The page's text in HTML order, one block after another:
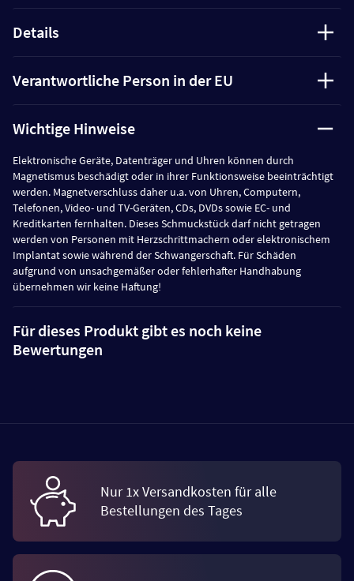
Details
Verantwortliche Person in der EU
Wichtige Hinweise
Elektronische Geräte, Datenträger und Uhren können durch
Magnetismus beschädigt oder in ihrer Funktionsweise beeinträchtigt
werden. Magnetverschluss daher u.a. von Uhren, Computern,
Telefonen, Video- und TV-Geräten, CDs, DVDs sowie EC- und
Kreditkarten fernhalten. Dieses Schmuckstück darf nicht getragen
werden von Personen mit Herzschrittmachern oder elektronischem
Implantat sowie während der Schwangerschaft. Für Schäden
aufgrund von unsachgemäßer oder fehlerhafter Handhabung
übernehmen wir keine Haftung!
Für dieses Produkt gibt es noch keine
Bewertungen
Nur 1x Versandkosten für alle
Bestellungen des Tages